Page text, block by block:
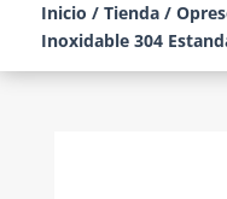
Inicio / Tienda/
Inoxidable 304